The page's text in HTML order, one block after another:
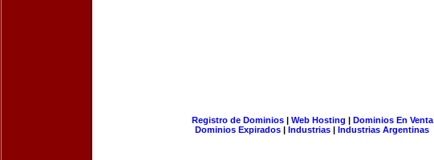
Registro de Dominios| Web Hosting | Dominios En Venta
Dominios Expirados | Industrias | Industrias Argentinas